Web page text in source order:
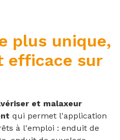
plus unique,
efficace sur
et malaxeur
qui permet l'application
à l'emploi : enduit de